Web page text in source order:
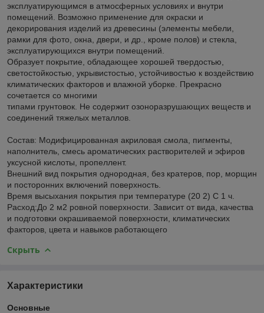
эксплуатирующимся в атмосферных условиях и внутри
помещений. Возможно применение для окраски и
декорирования изделий из древесины (элементы мебели,
рамки для фото, окна, двери, и др., кроме полов) и стекла,
эксплуатирующихся внутри помещений.
Образует покрытие, обладающее хорошей твердостью,
светостойкостью, укрывистостью, устойчивостью к воздействию
климатических факторов и влажной уборке. Прекрасно
сочетается со многими
типами грунтовок. Не содержит озоноразрушающих веществ и
соединений тяжелых металлов.
Состав: Модифицированная акриловая смола, пигменты,
наполнитель, смесь ароматических растворителей и эфиров
уксусной кислоты, пропеллент.
Внешний вид покрытия однородная, без кратеров, пор, морщин
и посторонних включений поверхность.
Время высыхания покрытия при температуре (20 2) C 1 ч.
Расход:До 2 м2 ровной поверхности. Зависит от вида, качества
и подготовки окрашиваемой поверхности, климатических
факторов, цвета и навыков работающего
Скрыть
Характеристики
Основные